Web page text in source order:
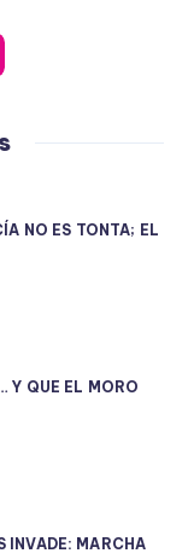
NO ES TONTA; EL
Y QUE EL MORO
INVADE: MARCHA